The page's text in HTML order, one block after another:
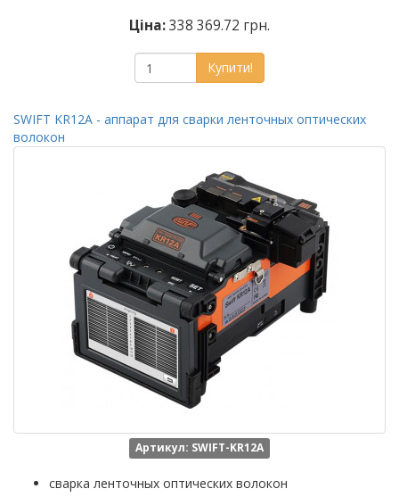
Ціна:338 369.72 грн.
Купити!
SWIFT KR12A - аппарат для сварки ленточных оптических
волокон
Артикул: SWIFT-KR12A
сварка ленточных оптических волокон